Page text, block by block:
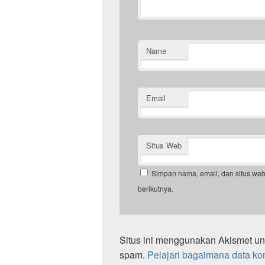
Name
Email
Situs Web
Simpan nama, email, dan situs
berikutnya.
Situs ini menggunakan Akismet
spam. Pelajari bagaimana data